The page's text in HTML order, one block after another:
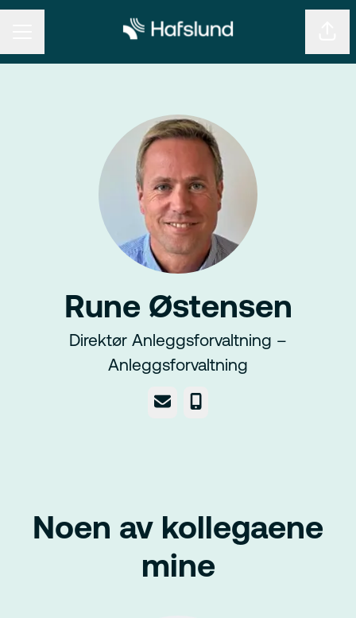
Rune Østensen
Direktør Anleggsforvaltning –
Anleggsforvaltning
E-post Telefonnummer
Noen av kollegaene
mine